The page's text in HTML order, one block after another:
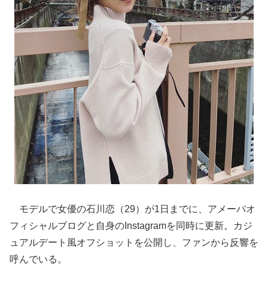
モデルで女優の石川恋（29）が1日までに、アメーバオ
フィシャルブログと自身のInstagramを同時に更新。カジ
ュアルデート風オフショットを公開し、ファンから反響を
呼んでいる。